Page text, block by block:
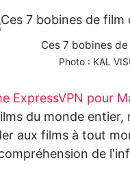
Ces 7 bobines
Photo : KAL
ExpressVPN pour
du monde
aux films à tout
de